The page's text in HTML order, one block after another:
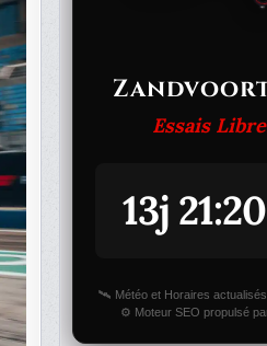
Essais
13j
🛰️ Météo et Horaires
⚙️ Moteur SEO propulsé